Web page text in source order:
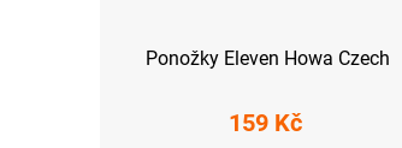
Ponožky Eleven Howa Czech
159 Kč